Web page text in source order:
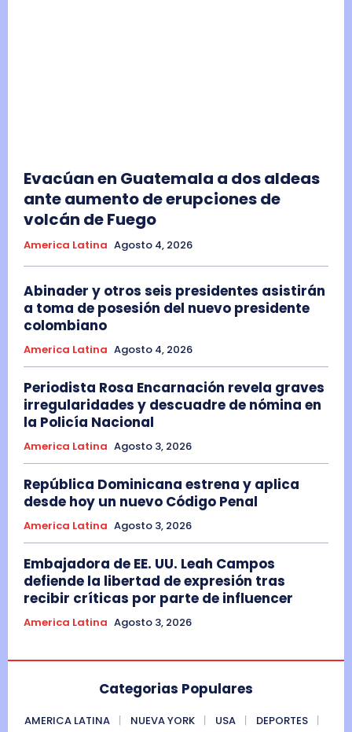
Evacúan en Guatemala a dos aldeas
ante aumento de erupciones de
volcán de Fuego
America Latina Agosto 4, 2026
Abinader y otros seis presidentes asistirán
a toma de posesión del nuevo presidente
colombiano
America Latina Agosto 4, 2026
Periodista Rosa Encarnación revela graves
irregularidades y descuadre de nómina en
la Policía Nacional
America Latina Agosto 3, 2026
República Dominicana estrena y aplica
desde hoy un nuevo Código Penal
America Latina Agosto 3, 2026
Embajadora de EE. UU. Leah Campos
defiende la libertad de expresión tras
recibir críticas por parte de influencer
America Latina Agosto 3, 2026
Categorias Populares
AMERICA LATINA NUEVA YORK USA
DEPORTES